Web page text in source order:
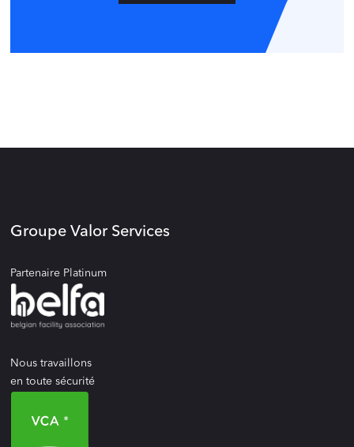
Groupe Valor Services
Partenaire Platinum
Nous travaillons
en toute sécurité